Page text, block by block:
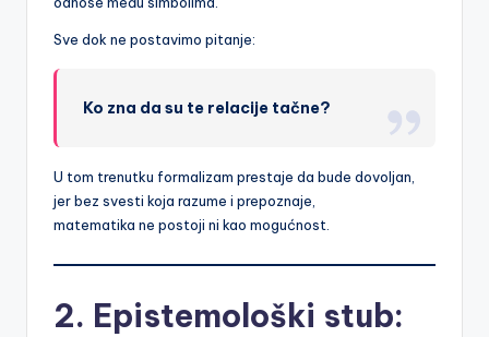
Sve dok ne postavimo pitanje:
Ko zna da su te relacije tačne?
U tom trenutku formalizam prestaje da bude dovoljan,
jer bez svesti koja razume i prepoznaje,
matematika ne postoji ni kao mogućnost.
2. Epistemološki stub: